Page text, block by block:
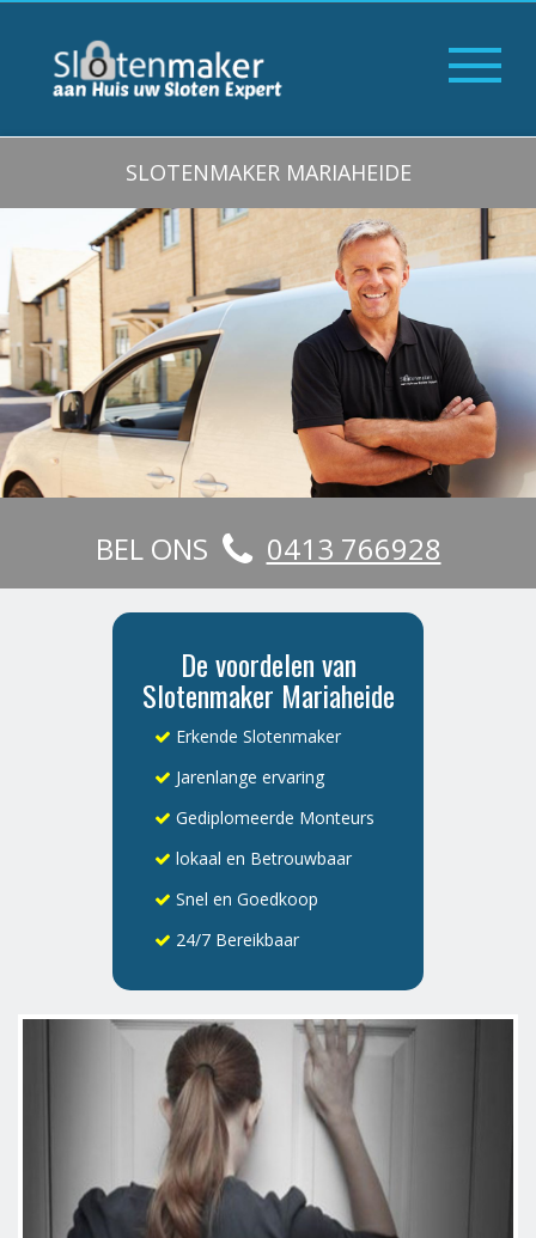
SLOTENMAKER MARIAHEIDE
BEL ONS 0413 766928
De voordelen van
Slotenmaker Mariaheide
Erkende Slotenmaker
Jarenlange ervaring
Gediplomeerde Monteurs
lokaal en Betrouwbaar
Snel en Goedkoop
24/7 Bereikbaar